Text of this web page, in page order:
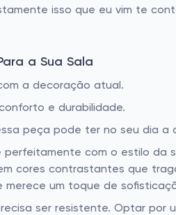
isso que eu vim te
a Sua Sala
a decoração atual.
e durabilidade.
peça pode ter no seu dia a
com o estilo da
cores contrastantes que
merece um toque de
ser resistente. Optar